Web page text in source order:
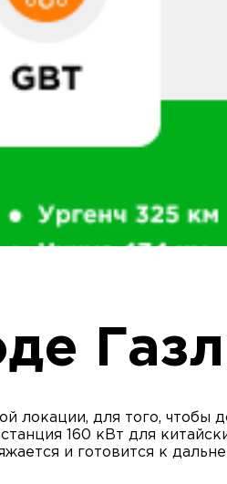
локации, для того, чтобы
160 кВт для
и готовится к